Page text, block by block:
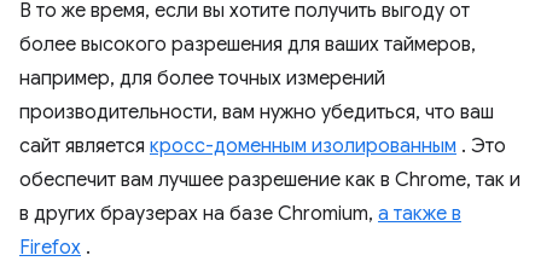
В то же время, если вы хотите получить выгоду от
более высокого разрешения для ваших таймеров,
например, для более точных измерений
производительности, вам нужно убедиться, что ваш
сайт является кросс-доменным изолированным . Это
обеспечит вам лучшее разрешение как в Chrome, так и
в других браузерах на базе Chromium, а также в
Firefox .